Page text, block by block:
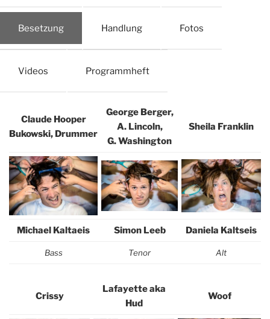
Besetzung Handlung Fotos
Videos Programmheft
Claude Hooper
Bukowski, Drummer
George Berger,
A. Lincoln,
G. Washington
Sheila Franklin
Michael Kaltaeis Simon Leeb Daniela Kaltseis
Bass Tenor Alt
Crissy
Lafayette aka
Hud
Woof